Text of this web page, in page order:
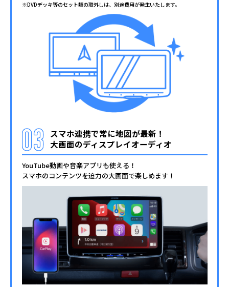
※DVDデッキ等のセット類の取外しは、別途費用が発生いたします。
スマホ連携で常に地図が最新！
大画面のディスプレイオーディオ
YouTube動画や音楽アプリも使える！
スマホのコンテンツを迫力の大画面で楽しめます！